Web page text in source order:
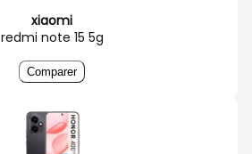
xiaomi
redmi note 15 5g
Comparer